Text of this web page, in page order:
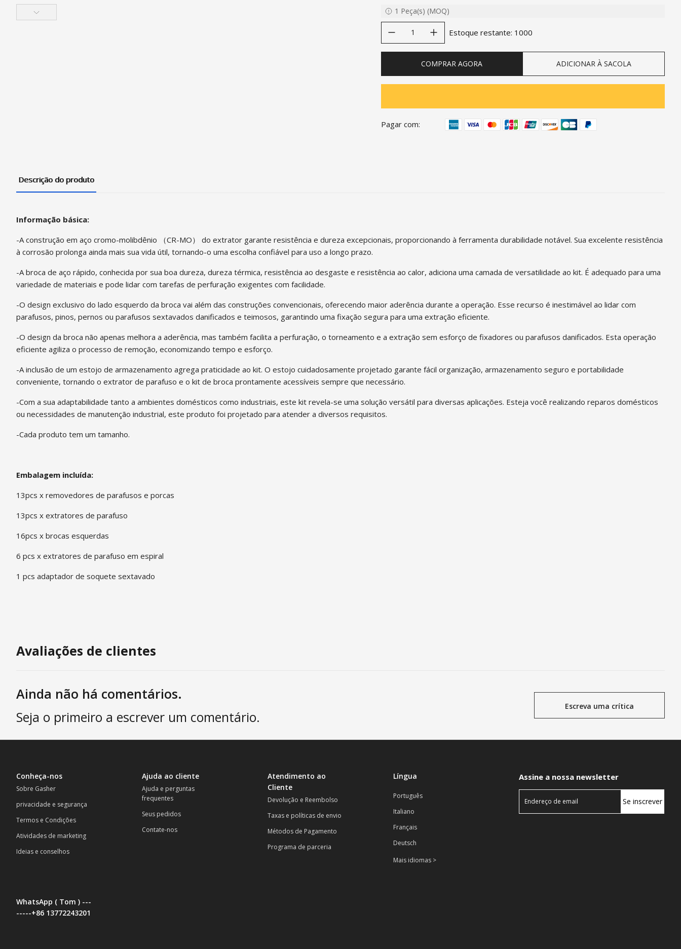
1 Peça(s) (MOQ)
Estoque restante: 1000
COMPRAR AGORA ADICIONAR À SACOLA
Pagar com:
Descrição do produto
Informação básica:
-A construção em aço cromo-molibdênio （CR-MO） do extrator garante resistência e dureza excepcionais, proporcionando à ferramenta durabilidade notável. Sua excelente resistência
à corrosão prolonga ainda mais sua vida útil, tornando-o uma escolha confiável para uso a longo prazo.
-A broca de aço rápido, conhecida por sua boa dureza, dureza térmica, resistência ao desgaste e resistência ao calor, adiciona uma camada de versatilidade ao kit. É adequado para uma
variedade de materiais e pode lidar com tarefas de perfuração exigentes com facilidade.
-O design exclusivo do lado esquerdo da broca vai além das construções convencionais, oferecendo maior aderência durante a operação. Esse recurso é inestimável ao lidar com
parafusos, pinos, pernos ou parafusos sextavados danificados e teimosos, garantindo uma fixação segura para uma extração eficiente.
-O design da broca não apenas melhora a aderência, mas também facilita a perfuração, o torneamento e a extração sem esforço de fixadores ou parafusos danificados. Esta operação
eficiente agiliza o processo de remoção, economizando tempo e esforço.
-A inclusão de um estojo de armazenamento agrega praticidade ao kit. O estojo cuidadosamente projetado garante fácil organização, armazenamento seguro e portabilidade
conveniente, tornando o extrator de parafuso e o kit de broca prontamente acessíveis sempre que necessário.
-Com a sua adaptabilidade tanto a ambientes domésticos como industriais, este kit revela-se uma solução versátil para diversas aplicações. Esteja você realizando reparos domésticos
ou necessidades de manutenção industrial, este produto foi projetado para atender a diversos requisitos.
-Cada produto tem um tamanho.
Embalagem incluída:
13pcs x removedores de parafusos e porcas
13pcs x extratores de parafuso
16pcs x brocas esquerdas
6 pcs x extratores de parafuso em espiral
1 pcs adaptador de soquete sextavado
Avaliações de clientes
Ainda não há comentários.
Seja o primeiro a escrever um comentário.
Escreva uma crítica
Conheça-nos
Sobre Gasher
privacidade e segurança
Termos e Condições
Atividades de marketing
Ideias e conselhos
Ajuda ao cliente
Ajuda e perguntas
frequentes
Seus pedidos
Contate-nos
Atendimento ao
Cliente
Devolução e Reembolso
Taxas e políticas de envio
Métodos de Pagamento
Programa de parceria
Língua
Português
Italiano
Français
Deutsch
Mais idiomas >
WhatsApp ( Tom ) ---
-----+86 13772243201
Assine a nossa newsletter
Se inscrever